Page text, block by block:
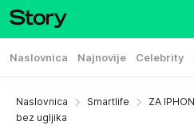
Naslovnica Najnovije Celebrity
Naslovnica Smartlife
ZA
bez ugljika